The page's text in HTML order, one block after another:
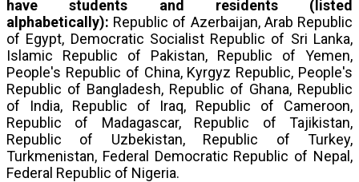
have students and residents (listed
alphabetically): Republic of Azerbaijan, Arab Republic
of Egypt, Democratic Socialist Republic of Sri Lanka,
Islamic Republic of Pakistan, Republic of Yemen,
People's Republic of China, Kyrgyz Republic, People's
Republic of Bangladesh, Republic of Ghana, Republic
of India, Republic of Iraq, Republic of Cameroon,
Republic of Madagascar, Republic of Tajikistan,
Republic of Uzbekistan, Republic of Turkey,
Turkmenistan, Federal Democratic Republic of Nepal,
Federal Republic of Nigeria.